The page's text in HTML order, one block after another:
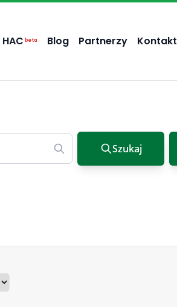
HAC beta Blog Partnerzy Kontakt
Szukaj